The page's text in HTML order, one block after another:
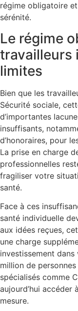
régime obligatoire
sérénité.
Le régime
travailleurs
limites
Bien que les
Sécurité sociale,
d’importantes
insuffisants,
d’honoraires, pour
La prise en charge
professionnelles
fragiliser votre
santé.
Face à ces
santé individuelle
aux idées reçues,
une charge
investissement
million de
spécialisés comme
aujourd’hui accéder
mesure.